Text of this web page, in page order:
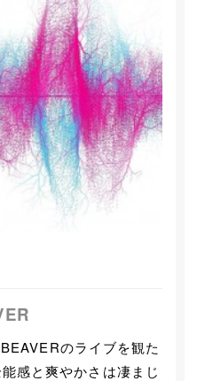
のライブを観た
感と爽やかさは凄まじ